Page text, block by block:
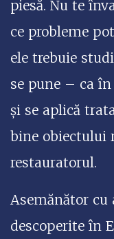
piesă. Nu te
ce probleme
ele trebuie
se pune – ca
și se aplică
bine obiectului
restauratorul.
Asemănător cu
descoperite în